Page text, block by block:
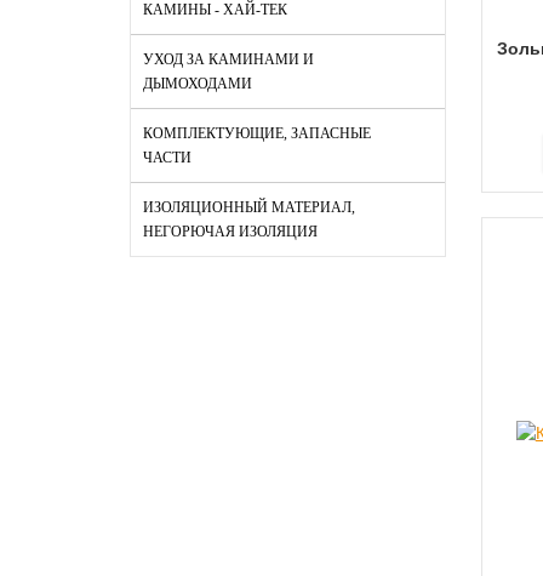
КАМИНЫ - ХАЙ-ТЕК
УХОД ЗА КАМИНАМИ И
ДЫМОХОДАМИ
КОМПЛЕКТУЮЩИЕ, ЗАПАСНЫЕ
ЧАСТИ
ИЗОЛЯЦИОННЫЙ МАТЕРИАЛ,
НЕГОРЮЧАЯ ИЗОЛЯЦИЯ